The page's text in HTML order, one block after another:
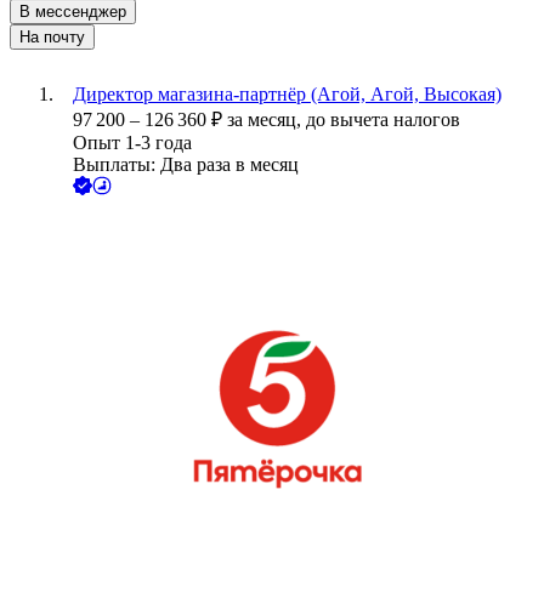
В мессенджер
На почту
Директор магазина-партнёр (Агой, Агой, Высокая)
97 200 – 126 360 ₽ за месяц, до вычета налогов
Опыт 1-3 года
Выплаты: Два раза в месяц